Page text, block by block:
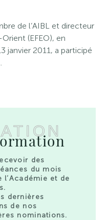
de l’AIBL et directeur
(EFEO), en
janvier 2011, a participé
des
du mois
et de
dernières
de nos
nominations.